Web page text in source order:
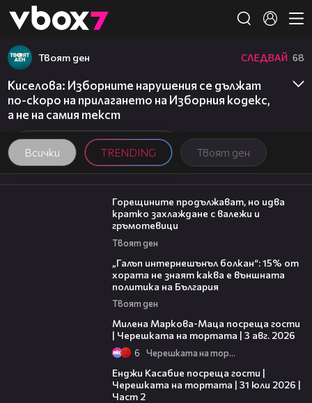
👾
Всички TRENDING Твоят ден
Твоят ден СЛЕДВАЙ 68
Киселова: Изборните нарушения се дължат
по-скоро на прилагането на Изборния кодекс,
а не на самия текст
02:31
Горещините продължават, но идва
кратко захлаждане с валежи и
гръмотевици
Твоят ден
„Галъп интернешънъл болкан“: 15% от
хората не знаят каква е външната
политика на България
Твоят ден
Милена Маркова-Маца посреща гости
| Черешката на тортата | 3 авг. 2026
6 Черешката на тортата
Енджи Касабие посреща гости |
Черешката на тортата | 31 юли 2026 |
Част 2